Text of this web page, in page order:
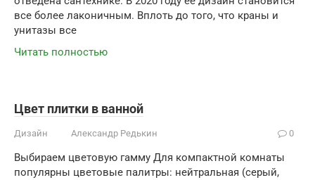
все более лаконичным. Вплоть до того, что краны и
унитазы все
Читать полностью
Цвет плитки в ванной
Дизайн Александр Редькин 0
Выбираем цветовую гамму Для компактной комнаты
популярны цветовые палитры: нейтральная (серый,